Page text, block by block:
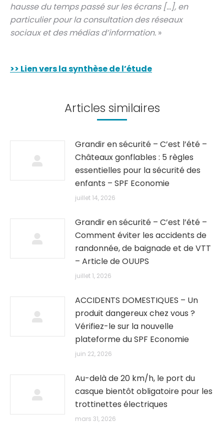
hausse du temps passé sur les écrans […], en
particulier pour la consultation des réseaux
sociaux et des médias d’information. »
>> Lien vers la synthèse de l’étude
Articles similaires
Grandir en sécurité – C’est l’été –
Châteaux gonflables : 5 règles
essentielles pour la sécurité des
enfants – SPF Economie
juillet 14, 2026
Grandir en sécurité – C’est l’été –
Comment éviter les accidents de
randonnée, de baignade et de VTT
– Article de OUUPS
juillet 1, 2026
ACCIDENTS DOMESTIQUES – Un
produit dangereux chez vous ?
Vérifiez-le sur la nouvelle
plateforme du SPF Economie
juin 22, 2026
Au-delà de 20 km/h, le port du
casque bientôt obligatoire pour les
trottinettes électriques
mars 31, 2026